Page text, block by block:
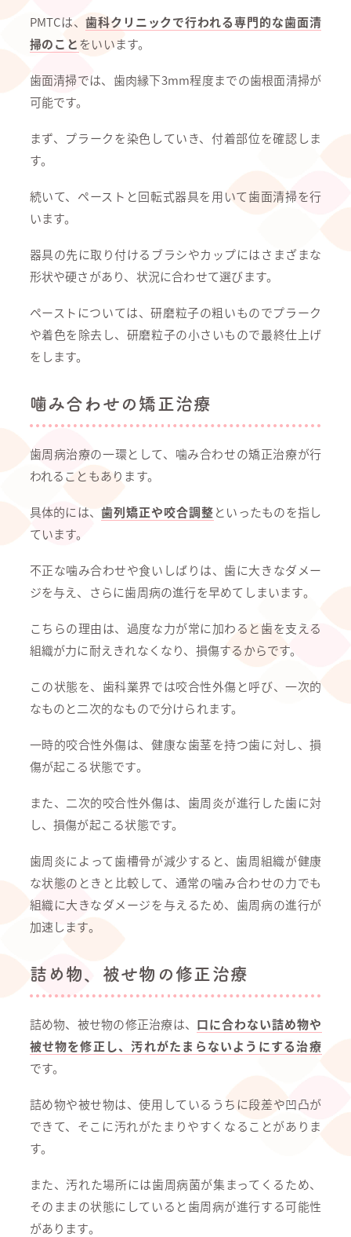
PMTCは、 歯科クリニックで行われる専門的な歯面清
掃のことをいいます。
歯面清掃では、歯肉縁下3mm程度までの歯根面清掃が
可能です。
まず、プラークを染色していき、付着部位を確認しま
す。
続いて、ペーストと回転式器具を用いて歯面清掃を行
います。
器具の先に取り付けるブラシやカップにはさまざまな
形状や硬さがあり、状況に合わせて選びます。
ペーストについては、研磨粒子の粗いものでプラーク
や着色を除去し、研磨粒子の小さいもので最終仕上げ
をします。
噛み合わせの矯正治療
歯周病治療の一環として、噛み合わせの矯正治療が行
われることもあります。
具体的には、歯列矯正や咬合調整といったものを指し
ています。
不正な噛み合わせや食いしばりは、歯に大きなダメー
ジを与え、さらに歯周病の進行を早めてしまいます。
こちらの理由は、過度な力が常に加わると歯を支える
組織が力に耐えきれなくなり、損傷するからです。
この状態を、歯科業界では咬合性外傷と呼び、一次的
なものと二次的なもので分けられます。
一時的咬合性外傷は、健康な歯茎を持つ歯に対し、損
傷が起こる状態です。
また、二次的咬合性外傷は、歯周炎が進行した歯に対
し、損傷が起こる状態です。
歯周炎によって歯槽骨が減少すると、歯周組織が健康
な状態のときと比較して、通常の噛み合わせの力でも
組織に大きなダメージを与えるため、歯周病の進行が
加速します。
詰め物、被せ物の修正治療
詰め物、被せ物の修正治療は、 口に合わない詰め物や
被せ物を修正し、汚れがたまらないようにする治療
です。
詰め物や被せ物は、使用しているうちに段差や凹凸が
できて、そこに汚れがたまりやすくなることがありま
す。
また、汚れた場所には歯周病菌が集まってくるため、
そのままの状態にしていると歯周病が進行する可能性
があります。